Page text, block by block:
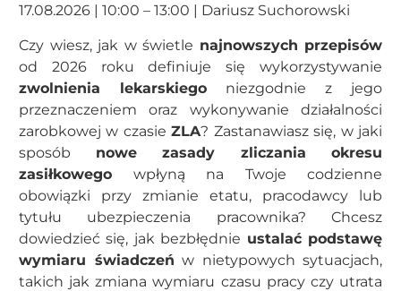
17.08.2026 | 10:00 – 13:00 | Dariusz Suchorowski
Czy wiesz, jak w świetle najnowszych przepisów
od 2026 roku definiuje się wykorzystywanie
zwolnienia lekarskiego niezgodnie z jego
przeznaczeniem oraz wykonywanie działalności
zarobkowej w czasieZLA? Zastanawiasz się, w jaki
sposób nowe zasady zliczania okresu
zasiłkowego wpłyną na Twoje codzienne
obowiązki przy zmianie etatu, pracodawcy lub
tytułu ubezpieczenia pracownika? Chcesz
dowiedzieć się, jak bezbłędnie ustalać podstawę
wymiaru świadczeń w nietypowych sytuacjach,
takich jak zmiana wymiaru czasu pracy czy utrata